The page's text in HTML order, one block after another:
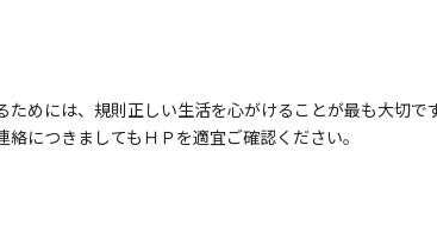
めには、規則正しい生活を心がけることが最も大切
につきましてもＨＰを適宜ご確認ください。